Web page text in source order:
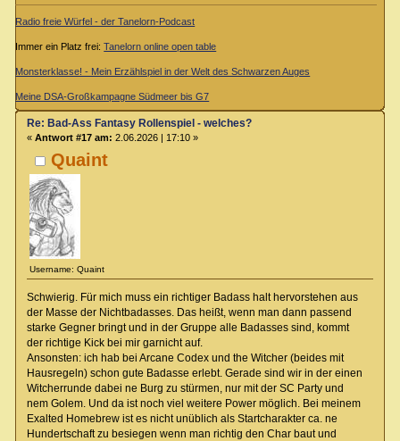
Radio freie Würfel - der Tanelorn-Podcast
Immer ein Platz frei:Tanelorn online open table
Monsterklasse! - Mein Erzählspiel in der Welt des Schwarzen Auges
Meine DSA-Großkampagne Südmeer bis G7
Quaint
Username: Quaint
Re: Bad-Ass Fantasy Rollenspiel - welches?
« Antwort #17 am: 2.06.2026 | 17:10 »
Schwierig. Für mich muss ein richtiger Badass halt hervorstehen aus
der Masse der Nichtbadasses. Das heißt, wenn man dann passend
starke Gegner bringt und in der Gruppe alle Badasses sind, kommt
der richtige Kick bei mir garnicht auf.
Ansonsten: ich hab bei Arcane Codex und the Witcher (beides mit
Hausregeln) schon gute Badasse erlebt. Gerade sind wir in der einen
Witcherrunde dabei ne Burg zu stürmen, nur mit der SC Party und
nem Golem. Und da ist noch viel weitere Power möglich. Bei meinem
Exalted Homebrew ist es nicht unüblich als Startcharakter ca. ne
Hundertschaft zu besiegen wenn man richtig den Char baut und